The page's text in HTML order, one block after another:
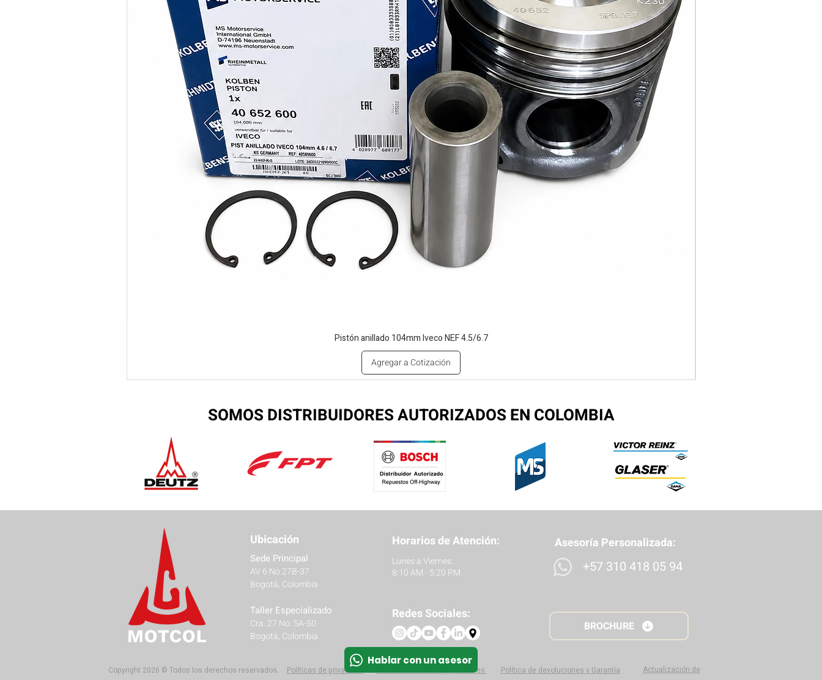
Pistón anillado 104mm Iveco NEF 4.5/6.7
Agregar a Cotización
Hablar con un asesor
SOMOS DISTRIBUIDORES AUTORIZADOS EN COLOMBIA
Ubicación
Sede Principal
AV 6 No.27B-37
Bogotá, Colombia
Taller Especializado
Cra. 27 No. 5A-50
Bogotá, Colombia
Horarios de Atención:
Lunes a Viernes:
8:10 AM - 5:20 PM
Asesoría Personalizada:
+57 310 418 05 94
Redes Sociales:
BROCHURE
Políticas de privacidad Protección de datos personales Política de devoluciones y Garantía
Copyright 2026 © Todos los derechos reservados.
Actualización de